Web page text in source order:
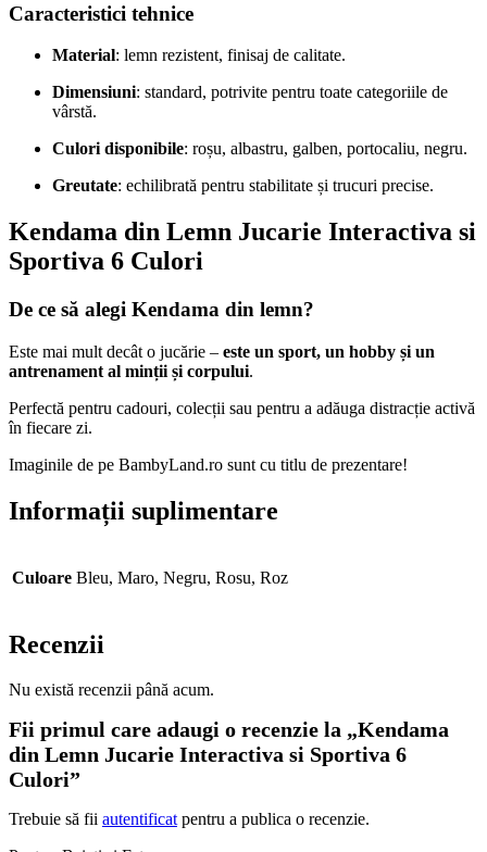
Caracteristici tehnice
Material: lemn rezistent, finisaj de calitate.
Dimensiuni: standard, potrivite pentru toate categoriile de
vârstă.
Culori disponibile: roșu, albastru, galben, portocaliu, negru.
Greutate: echilibrată pentru stabilitate și trucuri precise.
Kendama din Lemn Jucarie Interactiva si
Sportiva 6 Culori
De ce să alegi Kendama din lemn?
Este mai mult decât o jucărie – este un sport, un hobby și un
antrenament al minții și corpului.
Perfectă pentru cadouri, colecții sau pentru a adăuga distracție activă
în fiecare zi.
Imaginile de pe BambyLand.ro sunt cu titlu de prezentare!
Informații suplimentare
Culoare Bleu, Maro, Negru, Rosu, Roz
Recenzii
Nu există recenzii până acum.
Fii primul care adaugi o recenzie la „Kendama
din Lemn Jucarie Interactiva si Sportiva 6
Culori”
Trebuie să fii autentificatpentru a publica o recenzie.